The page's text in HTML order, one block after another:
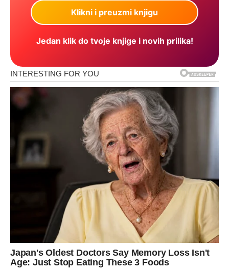
Jedan klik do tvoje knjige i novih prilika!